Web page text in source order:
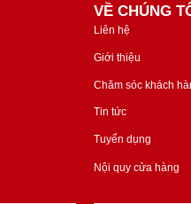
VỀ CHÚNG
Liên hệ
Giới thiệu
Chăm sóc khách
Tin tức
Tuyển dụng
Nội quy cửa hàng